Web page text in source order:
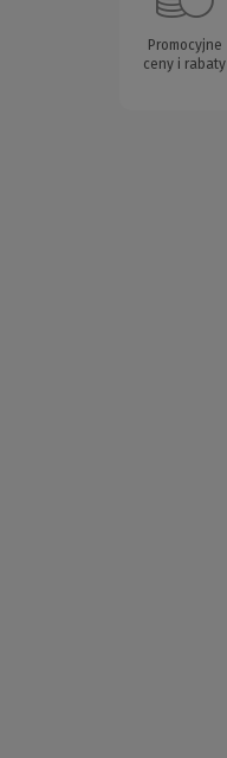
Promocyjne
ceny i rabaty